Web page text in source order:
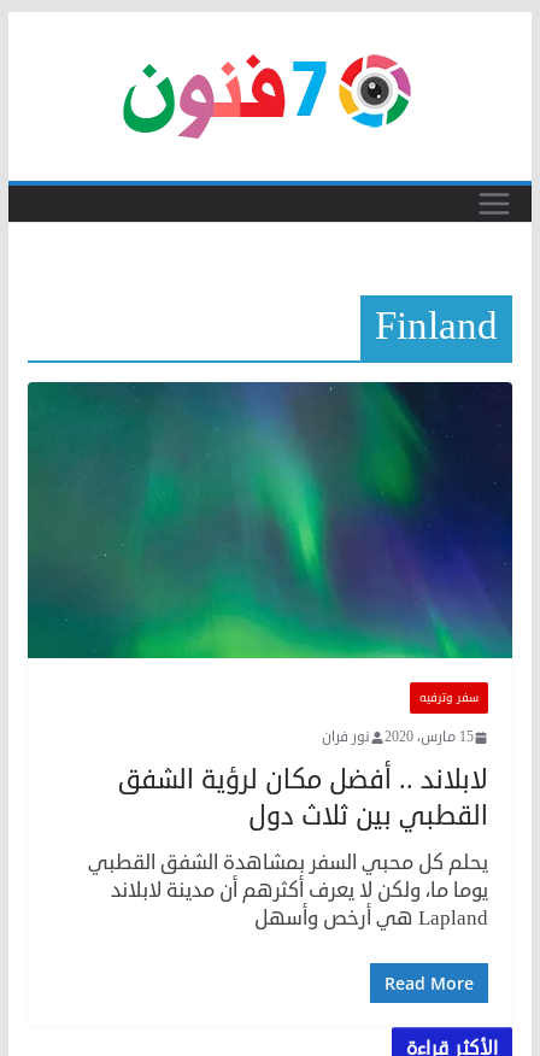
Finland
سفر وترفيه
15 مارس، 2020 نور فران
لابلاند .. أفضل مكان لرؤية الشفق
القطبي بين ثلاث دول
يحلم كل محبي السفر بمشاهدة الشفق القطبي
يوما ما، ولكن لا يعرف أكثرهم أن مدينة لابلاند
Lapland هي أرخص وأسهل
Read More
الأكثر قراءة